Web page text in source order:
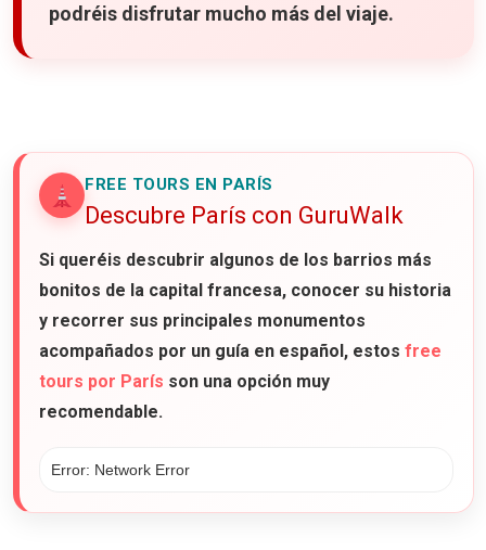
podréis disfrutar mucho más del viaje.
FREE TOURS EN PARÍS
Descubre París con GuruWalk
Si queréis descubrir algunos de los barrios más
bonitos de la capital francesa, conocer su historia
y recorrer sus principales monumentos
acompañados por un guía en español, estos free
tours por París son una opción muy
recomendable.